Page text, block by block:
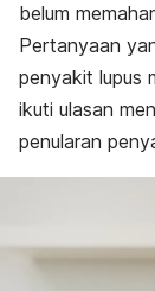
belum
Pertanyaan
penyakit lupus
ikuti ulasan
penularan